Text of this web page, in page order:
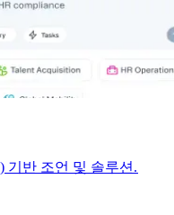
기반 조언 및 솔루션.​​